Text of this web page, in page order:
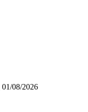
01/08/2026